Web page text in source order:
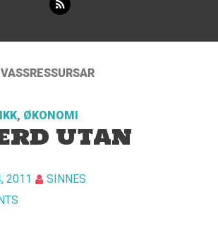
, ØKONOMI
UTAN
2011
SINNES